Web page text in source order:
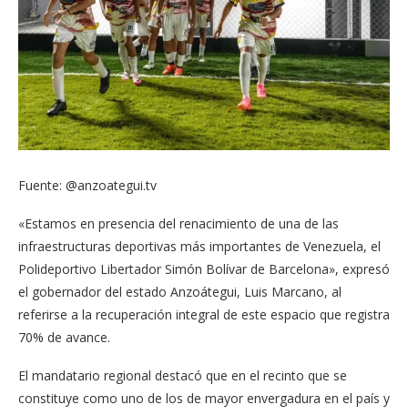
Fuente: @anzoategui.tv
«Estamos en presencia del renacimiento de una de las
infraestructuras deportivas más importantes de Venezuela, el
Polideportivo Libertador Simón Bolívar de Barcelona», expresó
el gobernador del estado Anzoátegui, Luis Marcano, al
referirse a la recuperación integral de este espacio que registra
70% de avance.
El mandatario regional destacó que en el recinto que se
constituye como uno de los de mayor envergadura en el país y